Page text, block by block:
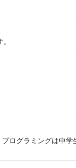
ログラミングは中